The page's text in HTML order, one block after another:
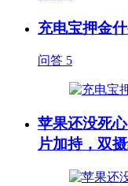
充电宝押金
问答 5
苹果还没死
片加持，双